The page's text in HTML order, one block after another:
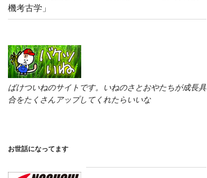
機考古学」
ばけついねのサイトです。いねのさとおやたちが成長具
合をたくさんアップしてくれたらいいな
お世話になってます